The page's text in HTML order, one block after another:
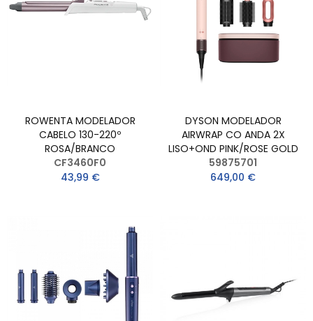
ROWENTA MODELADOR
CABELO 130-220º
ROSA/BRANCO
CF3460F0
43,99 €
DYSON MODELADOR
AIRWRAP CO ANDA 2X
LISO+OND PINK/ROSE GOLD
59875701
649,00 €